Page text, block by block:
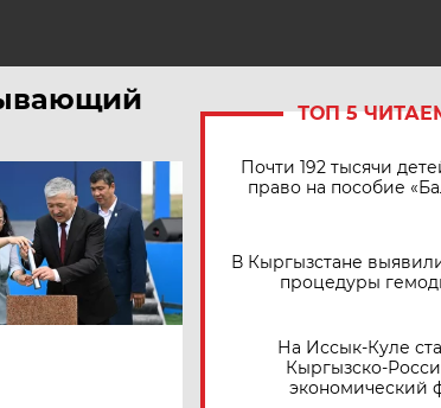
ТОП 5
Почти 192 тысячи
право на пособие
В Кыргызстане
процедуры
На Иссык-Куле
Кыргызско-
экономический